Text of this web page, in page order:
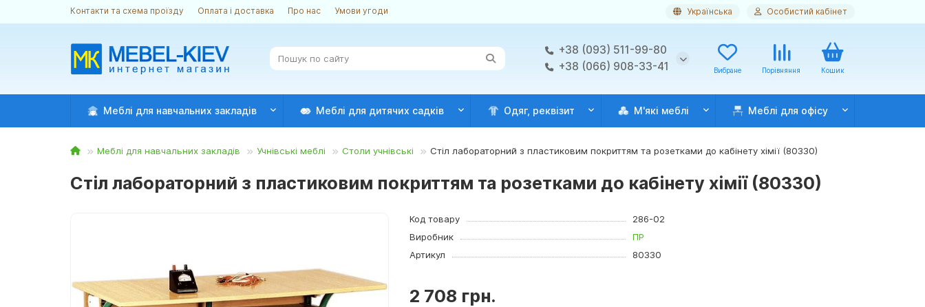
Контакти та схема проїзду Оплата і доставка Про нас Умови угоди Українська Особистий кабінет
+38 (093) 511-99-80
+38 (066) 908-33-41
Вибране Порівняння Кошик
Меблі для навчальних закладів Меблі для дитячих садків Одяг, реквізит М'які меблі Меблі для офісу
Меблі для навчальних закладів Учнівські меблі Столи учнівські Стіл лабораторний з пластиковим покриттям та розетками до кабінету хімії (80330)
Стіл лабораторний з пластиковим покриттям та розетками до кабінету хімії (80330)
Код товару
286-02
Виробник
ПР
Артикул
80330
2 708 грн.